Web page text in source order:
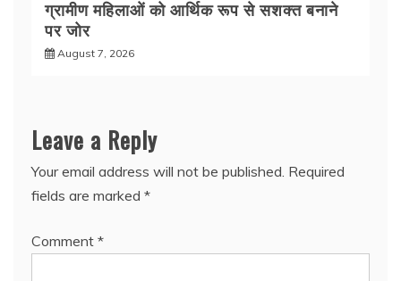
ग्रामीण महिलाओं को आर्थिक रूप से सशक्त बनाने
पर जोर
August 7, 2026
Leave a Reply
Your email address will not be published. Required
fields are marked *
Comment *